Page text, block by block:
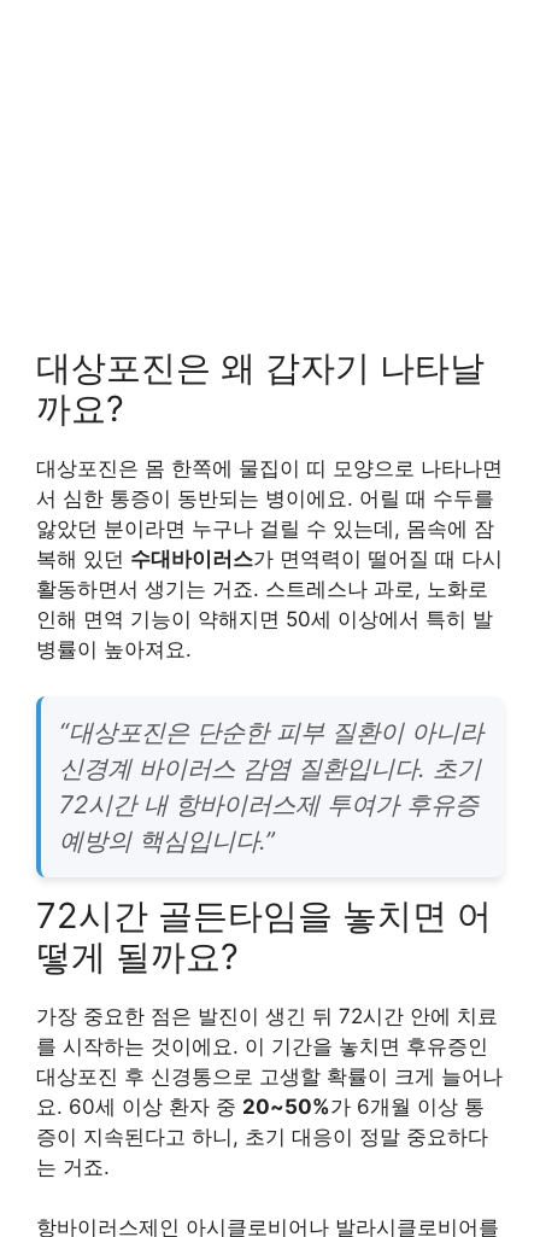
대상포진은 왜 갑자기 나타날
까요?
대상포진은 몸 한쪽에 물집이 띠 모양으로 나타나면
서 심한 통증이 동반되는 병이에요. 어릴 때 수두를
앓았던 분이라면 누구나 걸릴 수 있는데, 몸속에 잠
복해 있던 수대바이러스가 면역력이 떨어질 때 다시
활동하면서 생기는 거죠. 스트레스나 과로, 노화로
인해 면역 기능이 약해지면 50세 이상에서 특히 발
병률이 높아져요.
“대상포진은 단순한 피부 질환이 아니라
신경계 바이러스 감염 질환입니다. 초기
72시간 내 항바이러스제 투여가 후유증
예방의 핵심입니다.”
72시간 골든타임을 놓치면 어
떻게 될까요?
가장 중요한 점은 발진이 생긴 뒤 72시간 안에 치료
를 시작하는 것이에요. 이 기간을 놓치면 후유증인
대상포진 후 신경통으로 고생할 확률이 크게 늘어나
요. 60세 이상 환자 중 20~50%가 6개월 이상 통
증이 지속된다고 하니, 초기 대응이 정말 중요하다
는 거죠.
항바이러스제인 아시클로비어나 발라시클로비어를